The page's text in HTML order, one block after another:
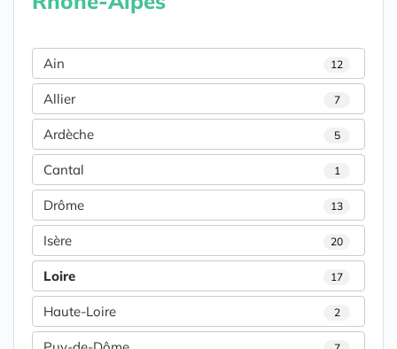
Ain 12
Allier 7
Ardèche 5
Cantal 1
Drôme 13
Isère 20
Loire 17
Haute-Loire 2